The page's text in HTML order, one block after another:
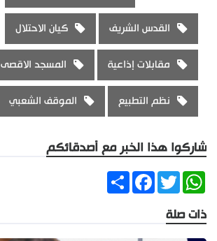
القدس الشريف كيان الاحتلال
مقابلات إذاعية المسجد الاقصى
نظم التطبيع الموقف الشعبي
شاركوا هذا الخبر مع أصدقائكم
ShareFacebookTwitter
WhatsApp
ذات صلة